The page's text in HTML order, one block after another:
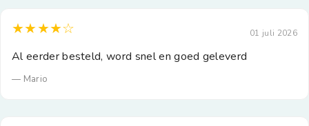
★★★★☆ 01 juli 2026
Al eerder besteld, word snel en goed geleverd
— Mario